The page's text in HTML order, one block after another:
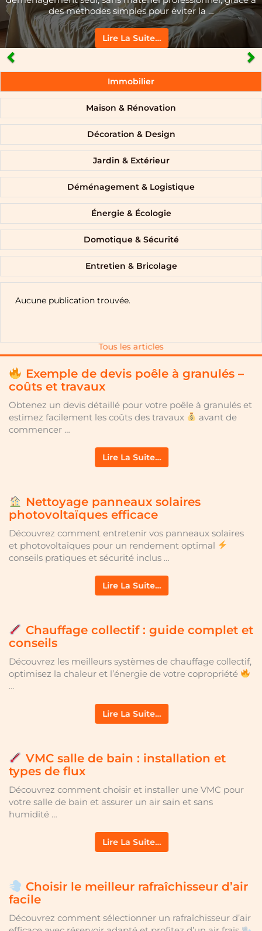
des méthodes simples pour éviter la …
Lire La Suite…
Immobilier
Maison & Rénovation
Décoration & Design
Jardin & Extérieur
Déménagement & Logistique
Énergie & Écologie
Domotique & Sécurité
Entretien & Bricolage
Aucune publication trouvée.
Tous les articles
Exemple de devis poêle à granulés –
coûts et travaux
Obtenez un devis détaillé pour votre poêle à granulés et
estimez facilement les coûts des travaux
avant de
commencer …
Lire La Suite…
Nettoyage panneaux solaires
photovoltaïques efficace
Découvrez comment entretenir vos panneaux solaires
et photovoltaïques pour un rendement optimal
conseils pratiques et sécurité inclus …
Lire La Suite…
Chauffage collectif : guide complet et
conseils
Découvrez les meilleurs systèmes de chauffage collectif,
optimisez la chaleur et l’énergie de votre copropriété
…
Lire La Suite…
VMC salle de bain : installation et
types de flux
Découvrez comment choisir et installer une VMC pour
votre salle de bain et assurer un air sain et sans
humidité …
Lire La Suite…
Choisir le meilleur rafraîchisseur d’air
facile
Découvrez comment sélectionner un rafraîchisseur d’air